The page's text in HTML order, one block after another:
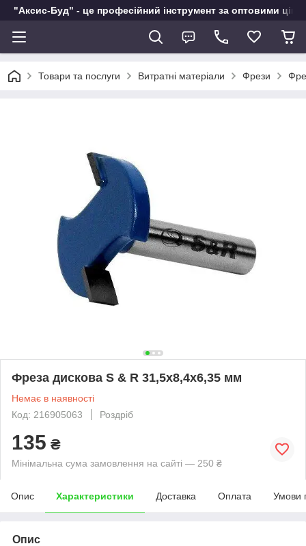
"Аксис-Буд" - це професійний інструмент за оптовими
Товари та послуги Витратні матеріали Фрези
Фреза дискова S & R 31,5х8,4х6,35 мм
Немає в наявності
Код: 216905063
Роздріб
135 ₴
Мінімальна сума замовлення на сайті — 250 ₴
Опис Характеристики Доставка Оплата Умови
Опис